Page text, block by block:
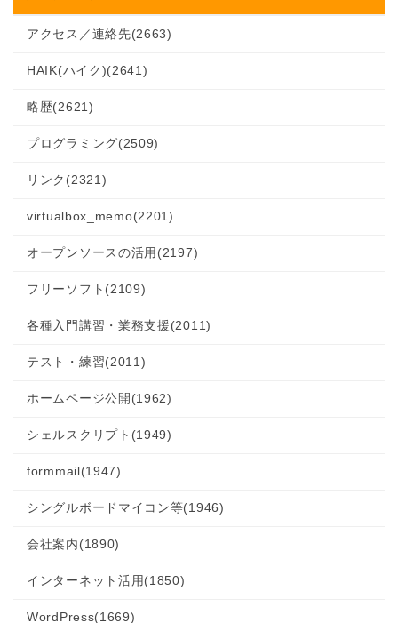
アクセス／連絡先(2663)
HAIK(ハイク)(2641)
略歴(2621)
プログラミング(2509)
リンク (2321)
virtualbox_memo(2201)
オープンソースの活用 (2197)
フリーソフト (2109)
各種入門講習・業務支援(2011)
テスト・練習(2011)
ホームページ公開 (1962)
シェルスクリプト (1949)
formmail(1947)
シングルボードマイコン等(1946)
会社案内(1890)
インターネット活用(1850)
WordPress(1669)